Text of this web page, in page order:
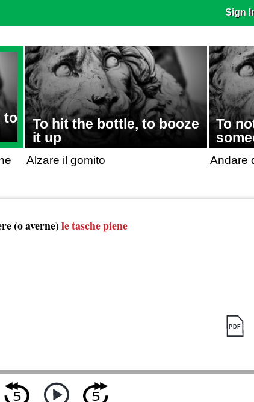
Sign
to
To hit the bottle, to booze
it up
Alzare il gomito
To
Andare
(o averne)le tasche piene